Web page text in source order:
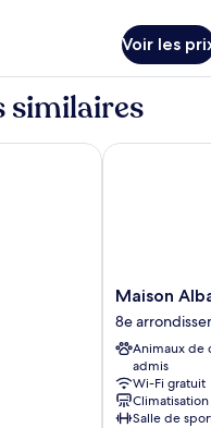
Voir les
similaires
Maison
Albar
-
Le
Diamond
8e
Maison
8e
Animaux de
admis
Wi-Fi gratuit
Climatisation
Salle de
Maison Albar